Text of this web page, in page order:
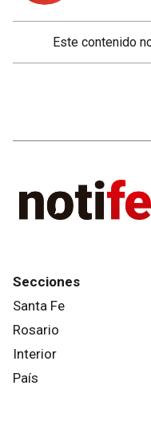
Este contenido
Secciones
Santa Fe
Rosario
Interior
País